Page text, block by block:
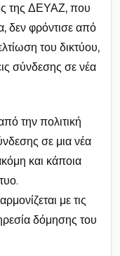
της ΔΕΥΑΖ, που
δεν φρόντισε από
του δικτύου,
σύνδεσης σε νέα
την πολιτική
σε μια νέα
και κάποια
με τις
δόμησης του